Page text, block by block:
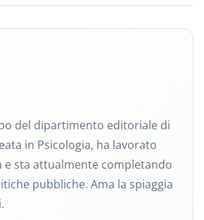
del dipartimento editoriale di
in Psicologia, ha lavorato
e sta attualmente completando
pubbliche. Ama la spiaggia